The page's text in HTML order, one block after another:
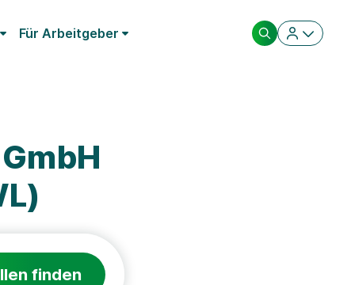
Für Arbeitgeber
finden